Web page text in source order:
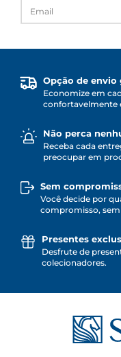
Opção de envio
Economize em
confortavelmente
Não perca
Receba cada
preocupar em
Sem
Você decide por
compromisso,
Presentes
Desfrute de
colecionadores.